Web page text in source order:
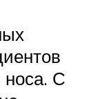
носа. С